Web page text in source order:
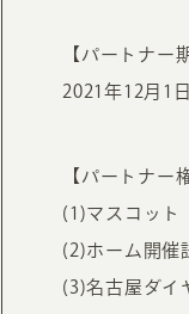
ABOUT
オンカにつ
オフィス
ホームペ
社会貢献
【パートナー
2021年12月1
【パートナー
(1)マスコット
(2)ホーム開催
(3)名古屋ダイ